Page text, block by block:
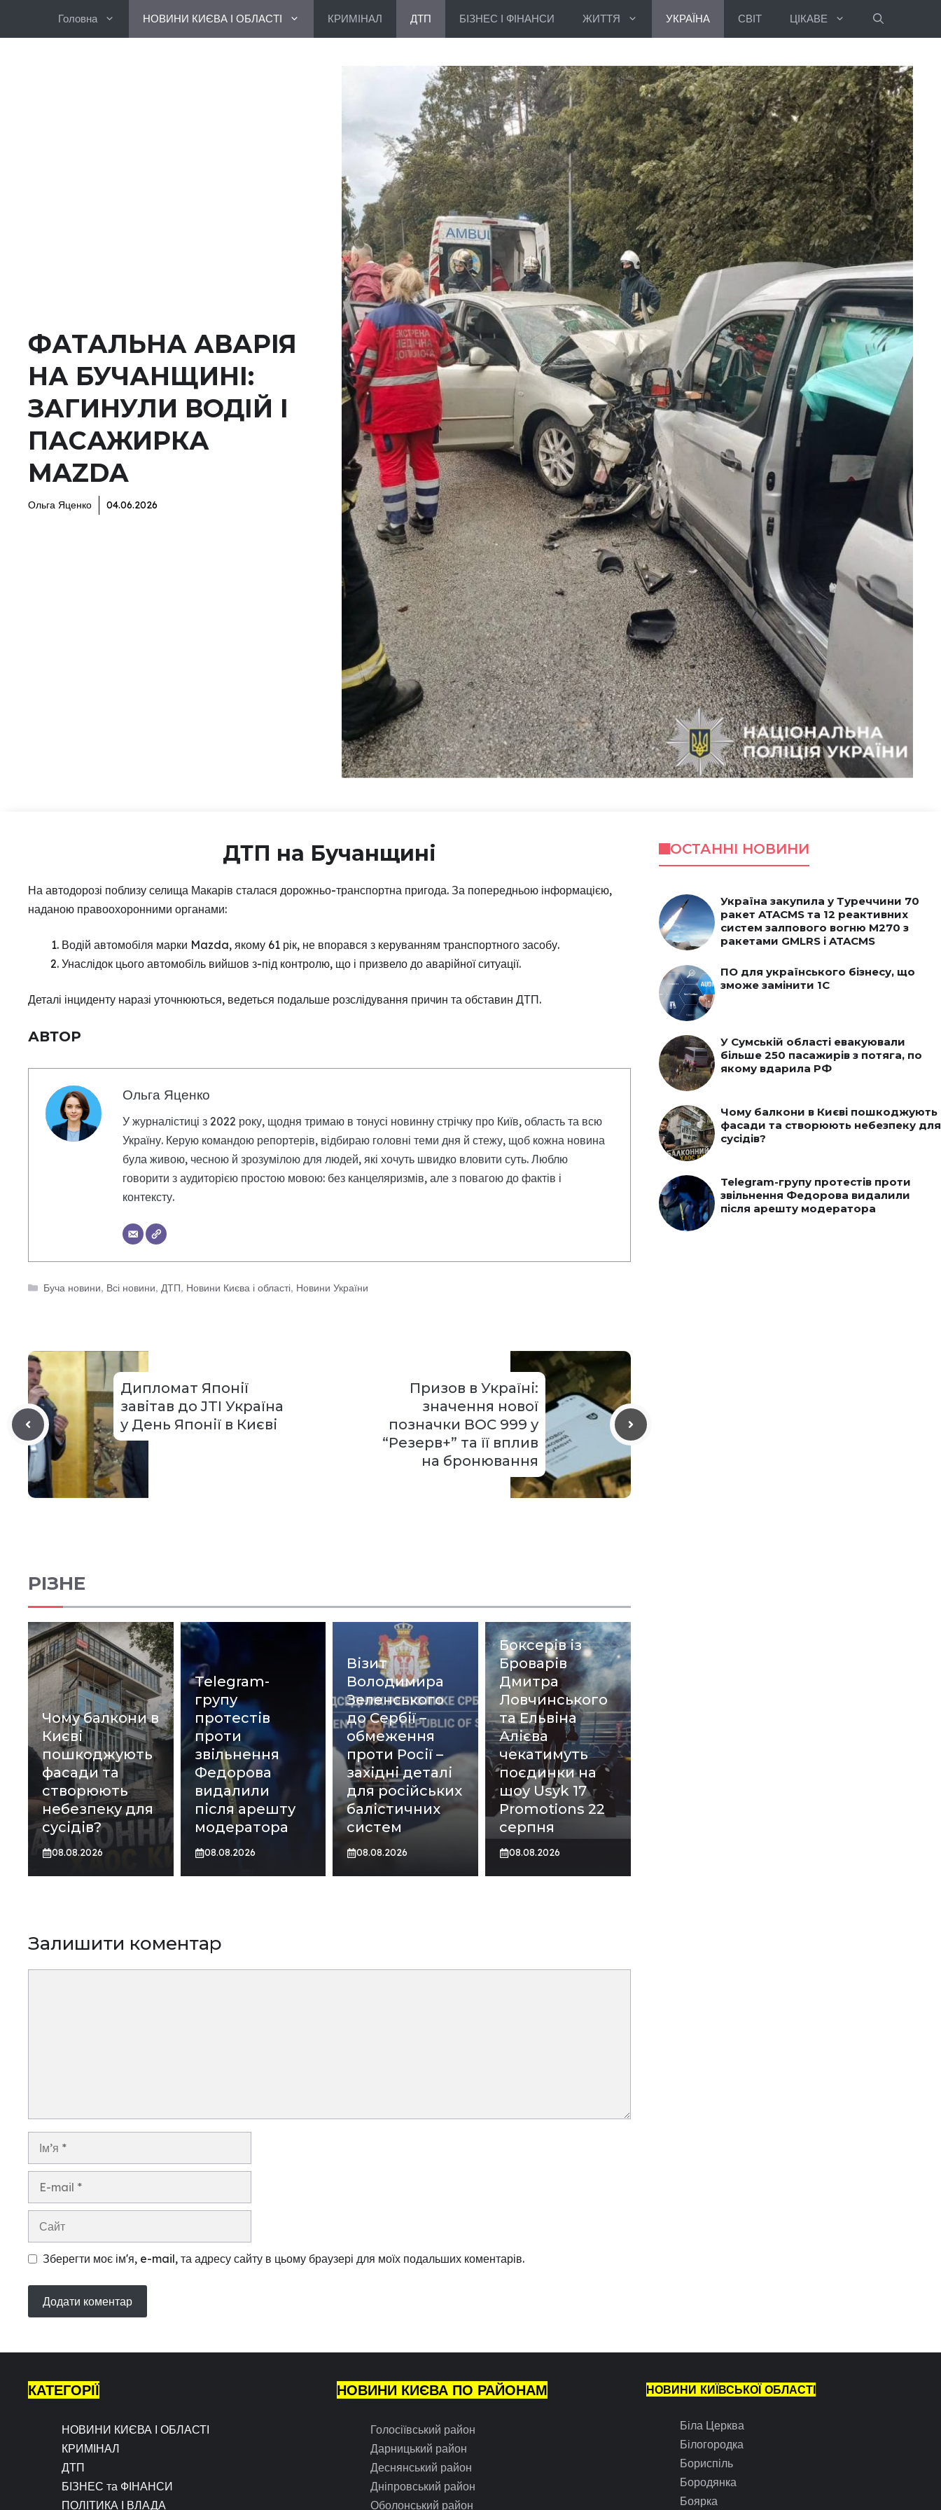
Головна НОВИНИ КИЄВА І ОБЛАСТІ КРИМІНАЛ ДТП БІЗНЕС І ФІНАНСИ ЖИТТЯ УКРАЇНА СВІТ ЦІКАВЕ
ФАТАЛЬНА АВАРІЯ
НА БУЧАНЩИНІ:
ЗАГИНУЛИ ВОДІЙ І
ПАСАЖИРКА
MAZDA
Ольга Яценко 04.06.2026
ДТП на Бучанщині
На автодорозі поблизу селища Макарів сталася дорожньо-транспортна пригода. За попередньою інформацією,
наданою правоохоронними органами:
Водій автомобіля марки Mazda, якому 61 рік, не впорався з керуванням транспортного засобу.
Унаслідок цього автомобіль вийшов з-під контролю, що і призвело до аварійної ситуації.
Деталі інциденту наразі уточнюються, ведеться подальше розслідування причин та обставин ДТП.
АВТОР
Ольга Яценко
У журналістиці з 2022 року, щодня тримаю в тонусі новинну стрічку про Київ, область та всю
Україну. Керую командою репортерів, відбираю головні теми дня й стежу, щоб кожна новина
була живою, чесною й зрозумілою для людей, які хочуть швидко вловити суть. Люблю
говорити з аудиторією простою мовою: без канцеляризмів, але з повагою до фактів і
контексту.
Категорії
Буча новини, Всі новини, ДТП, Новини Києва і області, Новини України
Дипломат Японії
завітав до JTI Україна
у День Японії в Києві
Призов в Україні:
значення нової
позначки ВОС 999 у
“Резерв+” та її вплив
на бронювання
РІЗНЕ
Чому балкони в
Києві
пошкоджують
фасади та
створюють
небезпеку для
сусідів?
08.08.2026
Telegram-
групу
протестів
проти
звільнення
Федорова
видалили
після арешту
модератора
08.08.2026
Візит
Володимира
Зеленського
до Сербії –
обмеження
проти Росії –
західні деталі
для російських
балістичних
систем
08.08.2026
Боксерів із
Броварів
Дмитра
Ловчинського
та Ельвіна
Алієва
чекатимуть
поєдинки на
шоу Usyk 17
Promotions 22
серпня
08.08.2026
Залишити коментар
Ім’я
Сайт
Зберегти моє ім'я, e-mail, та адресу сайту в цьому браузері для моїх подальших коментарів.
ОСТАННІ НОВИНИ
Україна закупила у Туреччини 70
ракет ATACMS та 12 реактивних
систем залпового вогню M270 з
ракетами GMLRS і ATACMS
ПО для українського бізнесу, що
зможе замінити 1С
У Сумській області евакуювали
більше 250 пасажирів з потяга, по
якому вдарила РФ
Чому балкони в Києві пошкоджують
фасади та створюють небезпеку для
сусідів?
Telegram-групу протестів проти
звільнення Федорова видалили
після арешту модератора
КАТЕГОРІЇ
НОВИНИ КИЄВА І ОБЛАСТІ
КРИМІНАЛ
ДТП
БІЗНЕС та ФІНАНСИ
ПОЛІТИКА І ВЛАДА
НОВИНИ КИЄВА ПО РАЙОНАМ
Голосіївський район
Дарницький район
Деснянський район
Дніпровський район
Оболонський район
НОВИНИ КИЇВСЬКОЇ ОБЛАСТІ
Біла Церква
Білогородка
Бориспіль
Бородянка
Боярка